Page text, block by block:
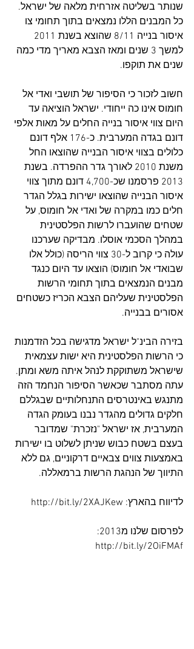
שנותר בשליטה אזרחית מלאה של ישראל.
כל המבנים הללו נמצאים בתוך תחומי צו
למשך 3 שנים ומאז הצבא מאריך מדי כמה
שנים את תוקפו.
חשוב לזכור כי הסיפור של תושבי ואדי אל
חומוס אינו כה ייחודי. ישראל הוציאה עד
היום צווי איסור בנייה החלים על מאות אלפי
דונם בגדה המערבית. כ-176 אלף דונם
כלולים בצווי איסור הבנייה שהוצאו החל
משנת 2010 לאורך גדר ההפרדה. בשנת
2013 פרסמנו שכ-4,700 דונם מתוך צווי
איסור הבנייה שהוצאו ישירות בגלל הגדר
חלים כמו במקרה של ואדי אל חומוס, על
שטחים שהועברו לרשות הפלסטינית
במהלך הסכמי אוסלו. מבדיקה שערכנו
עולה כי קרוב ל-30 צווי הריסה (כולל אלו
שבואדי אל חומוס) הוצאו עד היום כנגד
מבנים הנמצאים בתוך תחומי הרשות
הפלסטינית שעליהם הצבא הכריז כשטחים
אסורים בבנייה.
בזירה הבינ"ל ישראל מדגישה בכל הזדמנות
כי הרשות הפלסטינית היא ישות עצמאית
שישראל משתוקקת לנהל איתה משא ומתן.
עתה מסתבר שכאשר הסיפור הנחמד הזה
מתנגש באינטרסים התנחלותיים שבגללם
חלקים גדולים מהגדר נבנו בעומק הגדה
המערבית, אז ישראל "נזכרת" שמדובר
בעצם בשטח כבוש שניתן לשלוט בו ישירות
באמצעות צווים צבאיים דרקוניים, גם ללא
התיווך של הנהגת הרשות ברמאללה.
לדיווח בהארץ: http://bit.ly/2XAJKew
לפרסום שלנו מ2013:
http://bit.ly/2OiFMAf